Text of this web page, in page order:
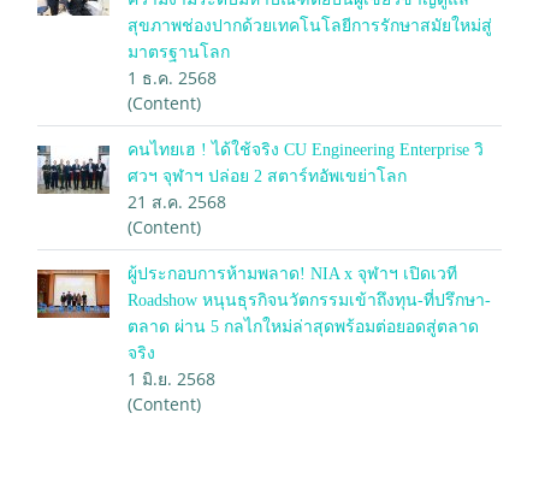
สุขภาพช่องปากด้วยเทคโนโลยีการรักษาสมัยใหม่สู่
มาตรฐานโลก
1 ธ.ค. 2568
(Content)
คนไทยเฮ ! ได้ใช้จริง CU Engineering Enterprise วิ
ศวฯ จุฬาฯ ปล่อย 2 สตาร์ทอัพเขย่าโลก
21 ส.ค. 2568
(Content)
ผู้ประกอบการห้ามพลาด! NIA x จุฬาฯ เปิดเวที
Roadshow หนุนธุรกิจนวัตกรรมเข้าถึงทุน-ที่ปรึกษา-
ตลาด ผ่าน 5 กลไกใหม่ล่าสุดพร้อมต่อยอดสู่ตลาด
จริง
1 มิ.ย. 2568
(Content)